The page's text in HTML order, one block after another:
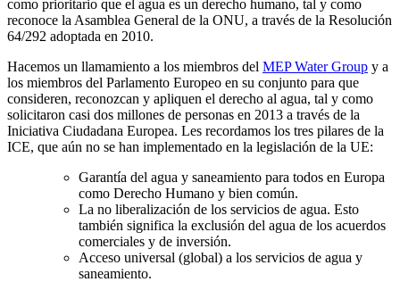
como prioritario que el agua es un derecho humano, tal y como
reconoce la Asamblea General de la ONU, a través de la Resolución
64/292 adoptada en 2010.
Hacemos un llamamiento a los miembros del MEP Water Group y a
los miembros del Parlamento Europeo en su conjunto para que
consideren, reconozcan y apliquen el derecho al agua, tal y como
solicitaron casi dos millones de personas en 2013 a través de la
Iniciativa Ciudadana Europea. Les recordamos los tres pilares de la
ICE, que aún no se han implementado en la legislación de la UE:
Garantía del agua y saneamiento para todos en Europa
como Derecho Humano y bien común.
La no liberalización de los servicios de agua. Esto
también significa la exclusión del agua de los acuerdos
comerciales y de inversión.
Acceso universal (global) a los servicios de agua y
saneamiento.